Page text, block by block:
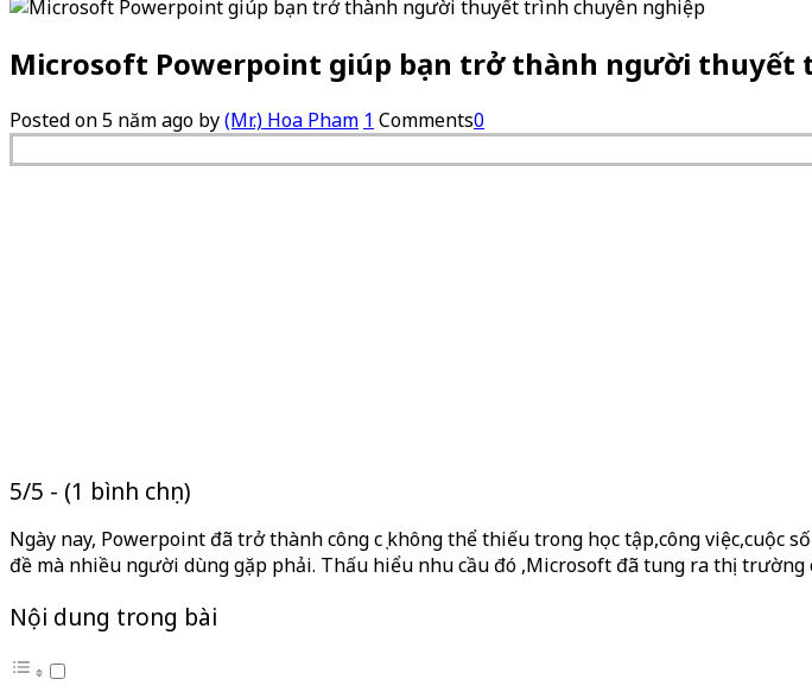
Microsoft Powerpoint giúp bạn trở thành người thuyết
Posted on5 năm ago by(Mr.) Hoa Pham 1 Comments0
5/5 - (1 bình chọn)
Ngày nay, Powerpoint đã trở thành công cụ không thể thiếu trong học tập,công việc,cuộc
đề mà nhiều người dùng gặp phải. Thấu hiểu nhu cầu đó ,Microsoft đã tung ra thị
Nội dung trong bài